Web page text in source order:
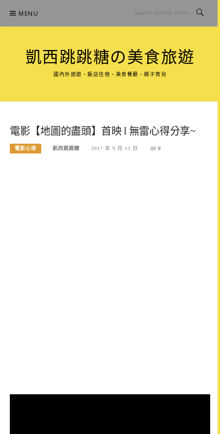
content
MENU
凱西跳跳糖の美食旅遊
國內外旅遊、飯店住宿、美食餐廳、親子育兒
電影【地圖的盡頭】首映 l 無雷心得分享~
電影心得 凱西跳跳糖 2017 年 9 月 13 日 0